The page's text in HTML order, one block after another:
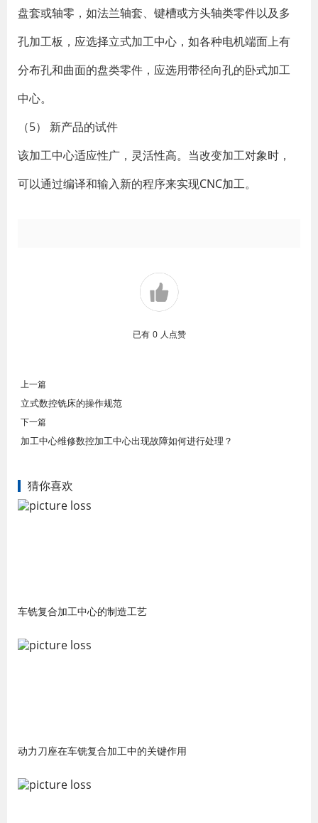
盘套或轴零，如法兰轴套、键槽或方头轴类零件以及多
孔加工板，应选择立式加工中心，如各种电机端面上有
分布孔和曲面的盘类零件，应选用带径向孔的卧式加工
中心。
（5） 新产品的试件
该加工中心适应性广，灵活性高。当改变加工对象时，
可以通过编译和输入新的程序来实现CNC加工。
已有 0 人点赞
上一篇
立式数控铣床的操作规范
下一篇
加工中心维修数控加工中心出现故障如何进行处理？
猜你喜欢
车铣复合加工中心的制造工艺
动力刀座在车铣复合加工中的关键作用